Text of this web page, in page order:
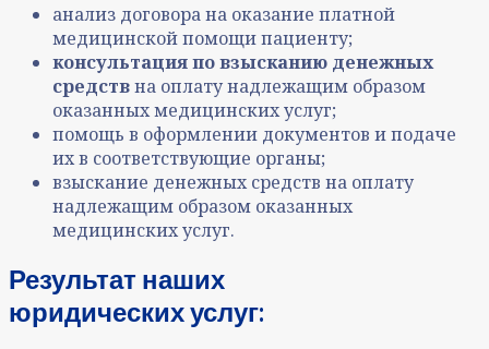
анализ договора на оказание платной
медицинской помощи пациенту;
консультация по взысканию денежных
средствна оплату надлежащим образом
оказанных медицинских услуг;
помощь в оформлении документов и подаче
их в соответствующие органы;
взыскание денежных средств на оплату
надлежащим образом оказанных
медицинских услуг.
Результат наших
юридических услуг: